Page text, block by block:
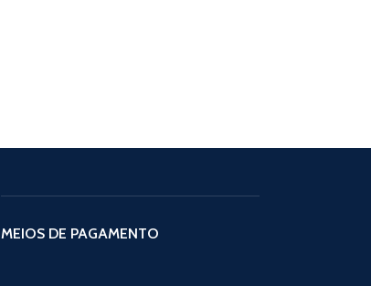
MEIOS DE PAGAMENTO